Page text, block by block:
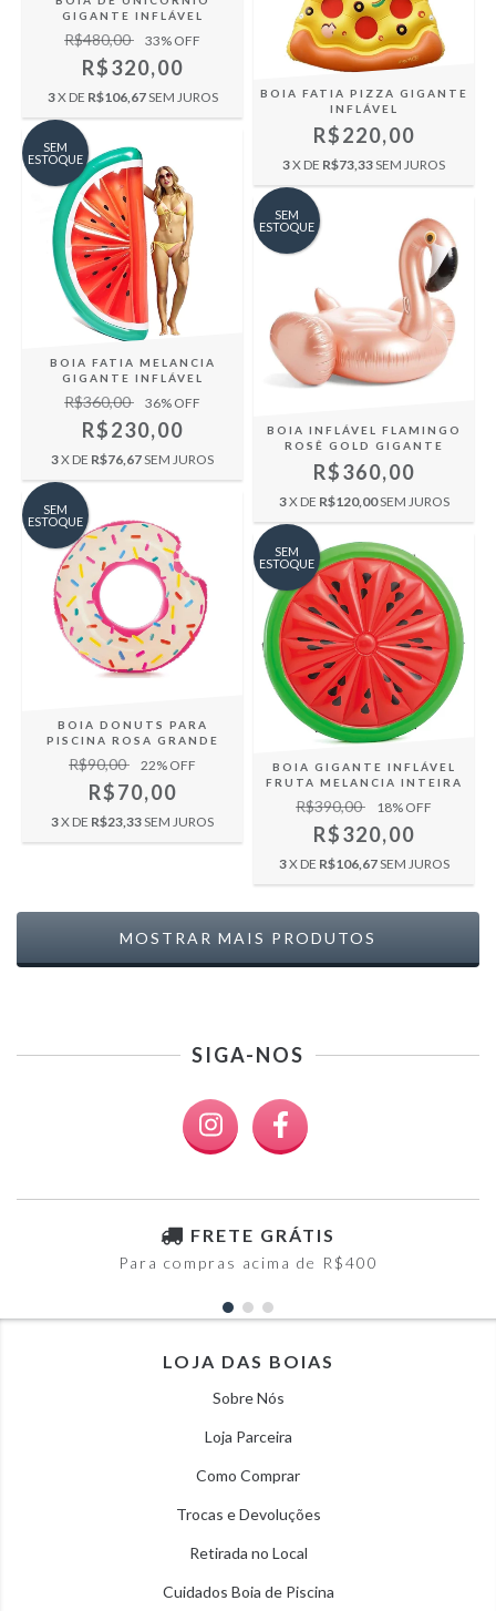
GIGANTE INFLÁVEL
R$480,00 33% OFF
R$320,00
3X DE R$106,67SEM JUROS
BOIA FATIA PIZZA GIGANTE
INFLÁVEL
R$220,00
3X DE R$73,33SEM JUROS
SEM
ESTOQUE
BOIA FATIA MELANCIA
GIGANTE INFLÁVEL
R$360,00 36% OFF
R$230,00
3X DE R$76,67SEM JUROS
SEM
ESTOQUE
BOIA INFLÁVEL FLAMINGO
ROSÊ GOLD GIGANTE
R$360,00
3X DE R$120,00SEM JUROS
SEM
ESTOQUE
BOIA DONUTS PARA
PISCINA ROSA GRANDE
R$90,00 22% OFF
R$70,00
3X DE R$23,33SEM JUROS
SEM
ESTOQUE
BOIA GIGANTE INFLÁVEL
FRUTA MELANCIA INTEIRA
R$390,00 18% OFF
R$320,00
3X DE R$106,67SEM JUROS
MOSTRAR MAIS PRODUTOS
SIGA-NOS
FRETE GRÁTIS
Para compras acima de R$400
LOJA DAS BOIAS
Sobre Nós
Loja Parceira
Como Comprar
Trocas e Devoluções
Retirada no Local
Cuidados Boia de Piscina